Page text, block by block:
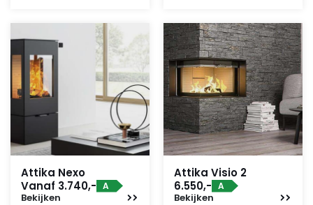
Attika Nexo
Vanaf 3.740,- A
Bekijken
Attika Visio 2
6.550,- A
Bekijken